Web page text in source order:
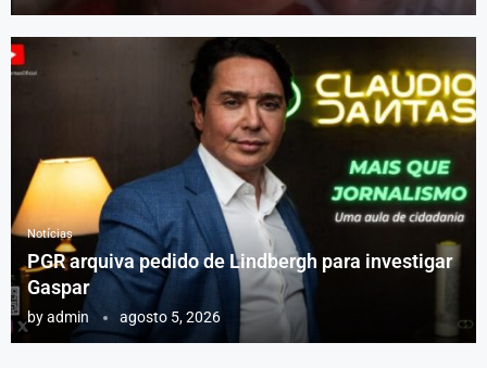
Notícias
PGR arquiva pedido de Lindbergh para investigar
Gaspar
byadmin agosto 5, 2026